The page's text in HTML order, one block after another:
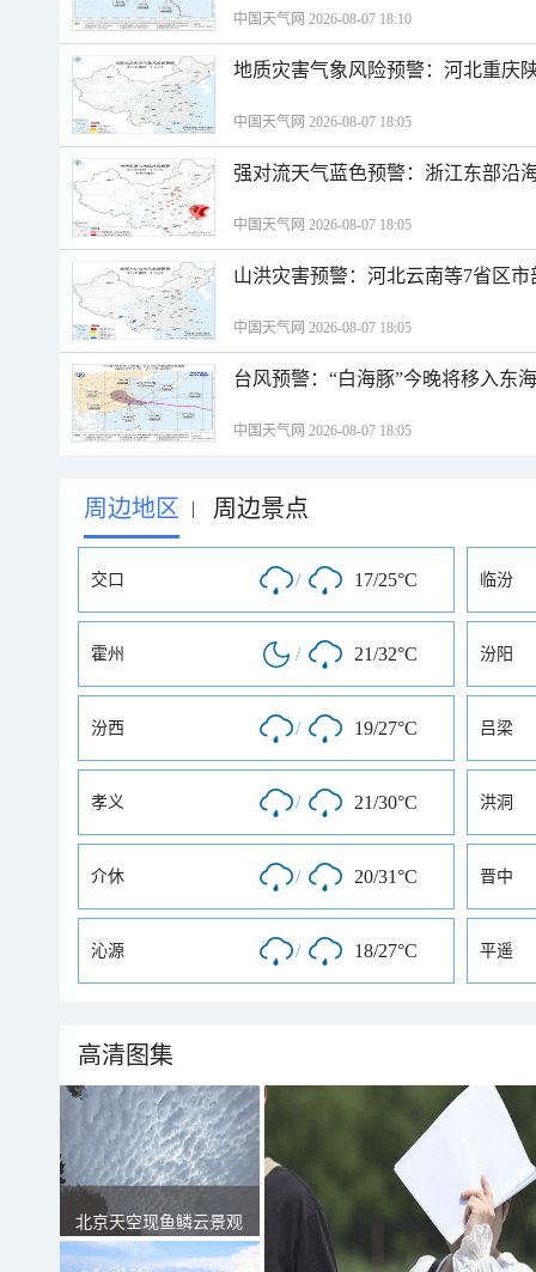
中国天气网 2026-08-07 18:10
地质灾害气象风险预警：河北重庆
中国天气网 2026-08-07 18:05
强对流天气蓝色预警：浙江东部沿
中国天气网 2026-08-07 18:05
山洪灾害预警：河北云南等7省区
中国天气网 2026-08-07 18:05
台风预警：“白海豚”今晚将移入东
中国天气网 2026-08-07 18:05
周边地区 | 周边景点
交口 / 17/25°C 临汾
霍州 / 21/32°C 汾阳
汾西 / 19/27°C 吕梁
孝义 / 21/30°C 洪洞
介休 / 20/31°C 晋中
沁源 / 18/27°C 平遥
高清图集
北京天空现鱼鳞云景观